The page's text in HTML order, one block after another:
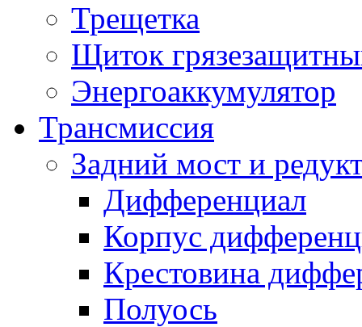
Трещетка
Щиток
Энергоаккумулятор
Трансмиссия
Задний мост и
Дифференциал
Корпус
Крестовина
Полуось